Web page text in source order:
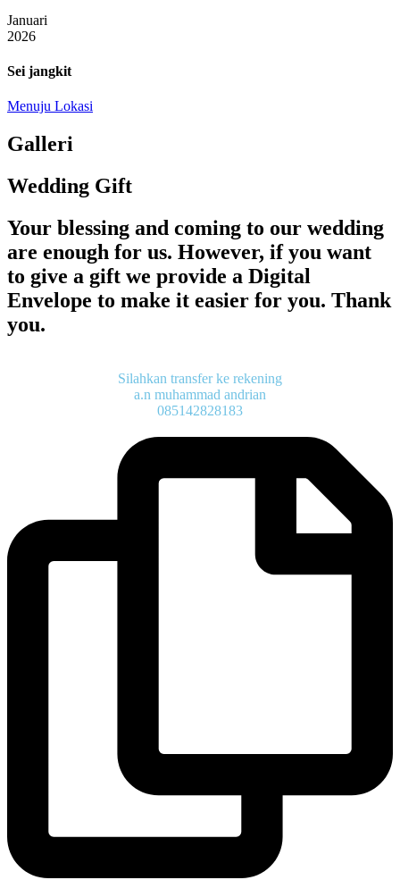
Januari
2026
Sei jangkit
Menuju Lokasi
Galleri
Wedding Gift
Your blessing and coming to our wedding
are enough for us. However, if you want
to give a gift we provide a Digital
Envelope to make it easier for you. Thank
you.
Silahkan transfer ke rekening
a.n muhammad andrian
085142828183